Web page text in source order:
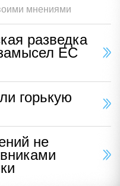
мнениями
разведка
ЕС
горькую
не